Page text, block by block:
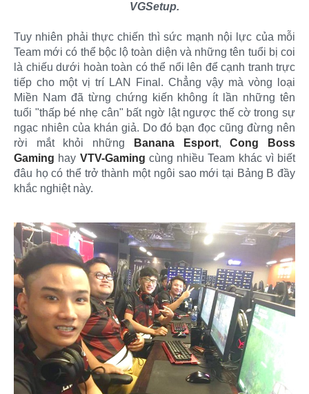
VGSetup.
Tuy nhiên phải thực chiến thì sức mạnh nội lực của mỗi
Team mới có thể bộc lộ toàn diện và những tên tuổi bị coi
là chiếu dưới hoàn toàn có thể nổi lên để cạnh tranh trực
tiếp cho một vị trí LAN Final. Chẳng vậy mà vòng loại
Miền Nam đã từng chứng kiến không ít lần những tên
tuổi "thấp bé nhẹ cân" bất ngờ lật ngược thế cờ trong sự
ngạc nhiên của khán giả. Do đó bạn đọc cũng đừng nên
rời mắt khỏi những
Banana Esport,Cong Boss
Gaming hay VTV-Gaming cùng nhiều Team khác vì biết
đâu họ có thể trở thành một ngôi sao mới tại Bảng B đầy
khắc nghiệt này.